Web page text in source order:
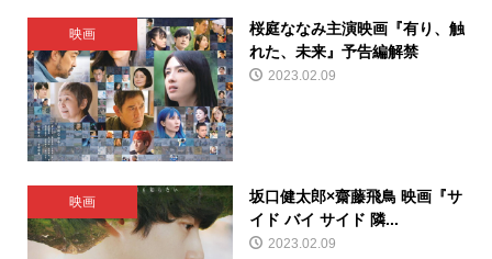
映画
桜庭ななみ主演映画『有り、触
れた、未来』予告編解禁
2023.02.09
映画
坂口健太郎×齋藤飛鳥 映画『サ
イド バイ サイド 隣...
2023.02.09